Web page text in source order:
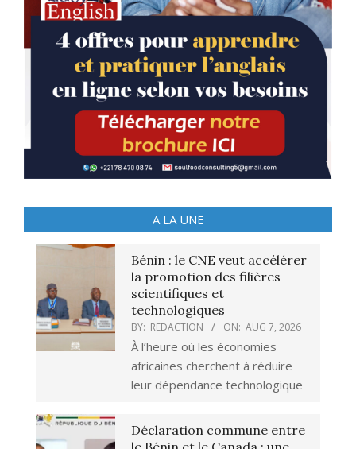
A LA UNE
Bénin : le CNE veut accélérer
la promotion des filières
scientifiques et
technologiques
BY: REDACTION ON: AUG 7, 2026
À l’heure où les économies
africaines cherchent à réduire
leur dépendance technologique
Déclaration commune entre